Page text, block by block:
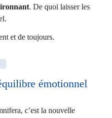
. De quoi laisser les
et de toujours.
émotionnel
c’est la nouvelle